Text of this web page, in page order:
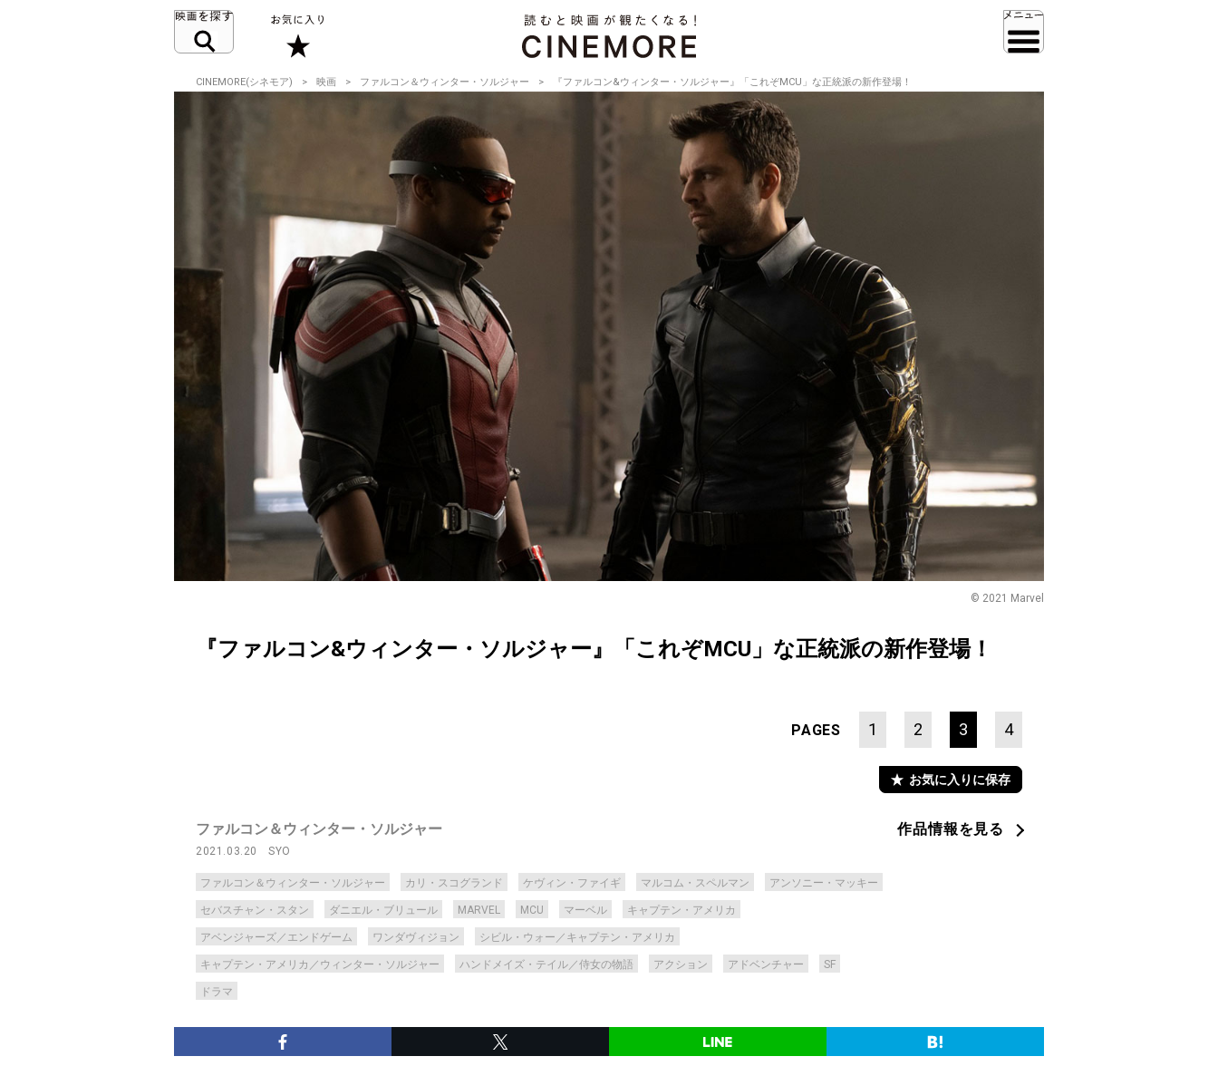
CINEMORE(シネモア) 映画 ファルコン＆ウィンター・ソルジャー 『ファルコン&ウィンター・ソルジャー』「これぞMCU」な正統派の新作登場！
© 2021 Marvel
『ファルコン&ウィンター・ソルジャー』「これぞMCU」な正統派の新作登場！
PAGES 1 2 3 4
お気に入りに保存
ファルコン＆ウィンター・ソルジャー
2021.03.20 SYO
ファルコン＆ウィンター・ソルジャー カリ・スコグランド ケヴィン・ファイギ マルコム・スペルマン アンソニー・マッキー
セバスチャン・スタン ダニエル・ブリュール MARVEL MCU マーベル キャプテン・アメリカ
アベンジャーズ／エンドゲーム ワンダヴィジョン シビル・ウォー／キャプテン・アメリカ
キャプテン・アメリカ／ウィンター・ソルジャー ハンドメイズ・テイル／侍女の物語 アクション アドベンチャー SF
ドラマ
作品情報を見る